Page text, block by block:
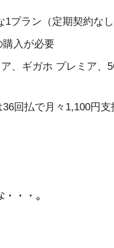
プラン（定期契約な
購入が必要
、ギガホ プレミア、
36回払で月々1,100円
・・。